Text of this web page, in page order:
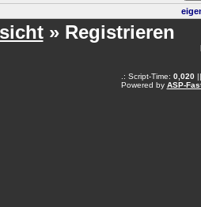
» Registrieren
.: Script-Time: 0,020||
Powered by ASP-